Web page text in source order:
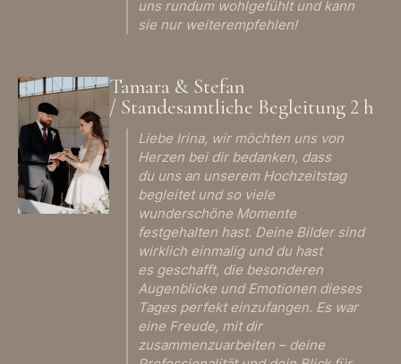
uns rundum wohlgefühlt und kann
sie nur weiterempfehlen!
Tamara & Stefan
/ Standesamtliche Begleitung 2 h
Liebe Irina, wir möchten uns von
Herzen bei dir bedanken, dass
du uns an unserem Hochzeitstag
begleitet und so viele
wunderschöne Momente
festgehalten hast. Deine Bilder sind
wirklich einmalig und du hast
es geschafft, die besonderen
Augenblicke und Emotionen dieses
Tages perfekt einzufangen. Es war
eine Freude, mit dir
zusammenzuarbeiten – deine